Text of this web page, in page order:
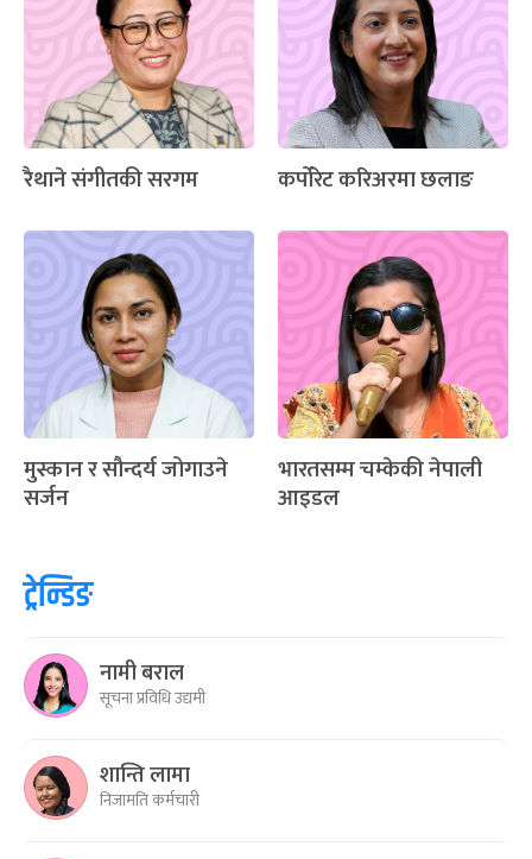
रैथाने संगीतकी सरगम कर्पोरेट करिअरमा छलाङ
मुस्कान र सौन्दर्य जोगाउने
सर्जन
भारतसम्म चम्केकी नेपाली
आइडल
ट्रेन्डिङ
नामी बराल
सूचना प्रविधि उद्यमी
शान्ति लामा
निजामति कर्मचारी